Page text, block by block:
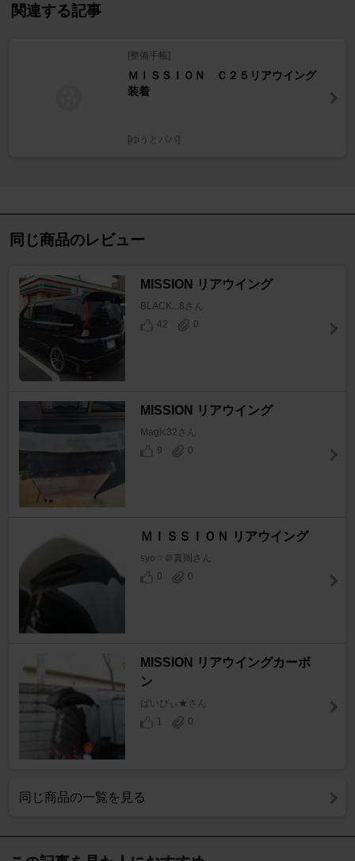
関連する記事
[整備手帳]
ＭＩＳＳＩＯＮ Ｃ２５リアウイング
装着
[ゆうとパパ]
同じ商品のレビュー
MISSION リアウイング
BLACK...8さん
42
0
MISSION リアウイング
Magic32さん
9
0
ＭＩＳＳＩＯＮ リアウイング
syo☆＠真岡さん
0
0
MISSION リアウイングカーボ
ン
ぱいぴぃ★さん
1
0
同じ商品の一覧を見る